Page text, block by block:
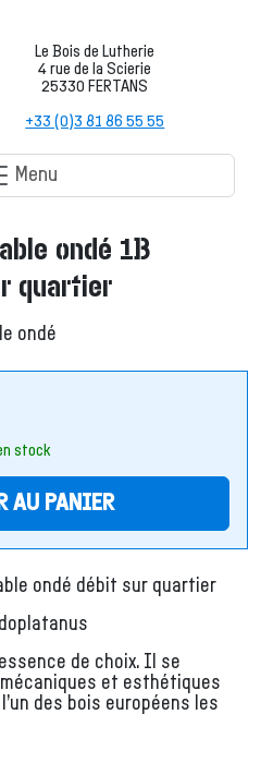
Le Bois de Lutherie
4 rue de la Scierie
25330 FERTANS
+33 (0)3 81 86 55 55
Menu
ondé 1B
quartier
ondé
stock
AU PANIER
ondé débit sur quartier
de choix. Il se
et esthétiques
des bois européens les